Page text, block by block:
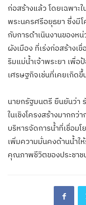
ก่อสร้างแล้ว โดยเฉพาะ
พระนครศรีอยุธยา ซึ่งมีโ
กับการดำเนินงานของห
ผังเมือง ที่เร่งก่อสร้าง
ริมแม่น้ำเจ้าพระยา เพื่อ
เศรษฐกิจเช่นที่เคยเกิดขึ้
นายกรัฐมนตรี ยืนยันว่า
ในเชิงโครงสร้างมากกว่
บริหารจัดการน้ำที่เชื่อม
เพิ่มความมั่นคงด้านน้ำใ
คุณภาพชีวิตของประชาช